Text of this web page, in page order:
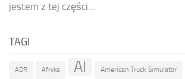
jestem z tej części...
TAGI
ADR Afryka AI American Truck Simulator